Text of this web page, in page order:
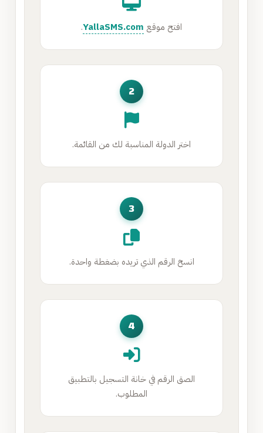
افتح موقع YallaSMS.com
.
2
اختر الدولة المناسبة لك من القائمة.
3
انسخ الرقم الذي تريده بضغطة واحدة.
4
الصق الرقم في خانة التسجيل بالتطبيق
المطلوب.